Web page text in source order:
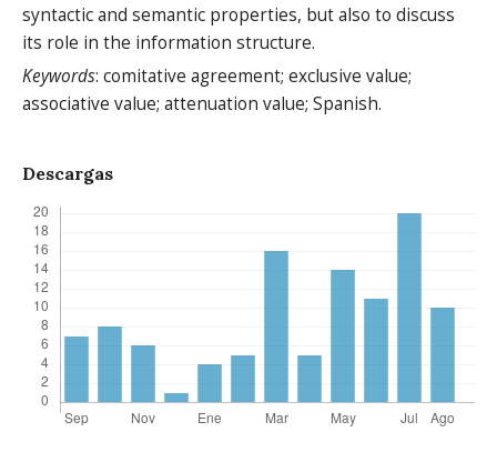
syntactic and semantic properties, but also to discuss
its role in the information structure.
Keywords: comitative agreement; exclusive value;
associative value; attenuation value; Spanish.
Descargas